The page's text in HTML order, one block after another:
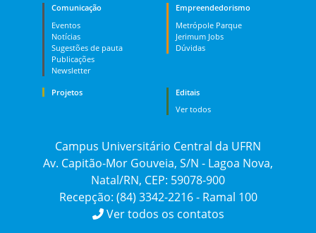
Comunicação
Eventos
Notícias
Sugestões de pauta
Publicações
Newsletter
Empreendedorismo
Metrópole Parque
Jerimum Jobs
Dúvidas
Projetos
Editais
Ver todos
Campus Universitário Central da UFRN
Av. Capitão-Mor Gouveia, S/N - Lagoa Nova,
Natal/RN, CEP: 59078-900
Recepção: (84) 3342-2216 - Ramal 100
Ver todos os contatos